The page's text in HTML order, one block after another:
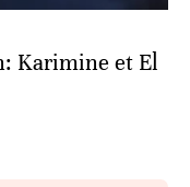
Karimine et El